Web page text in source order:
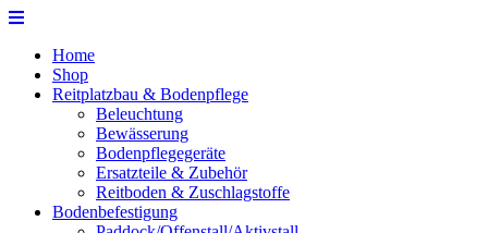
Home
Shop
Reitplatzbau & Bodenpflege
Beleuchtung
Bewässerung
Bodenpflegegeräte
Ersatzteile & Zubehör
Reitboden & Zuschlagstoffe
Bodenbefestigung